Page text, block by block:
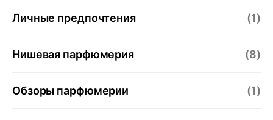
Личные предпочтения (1)
Нишевая парфюмерия (8)
Обзоры парфюмерии (1)